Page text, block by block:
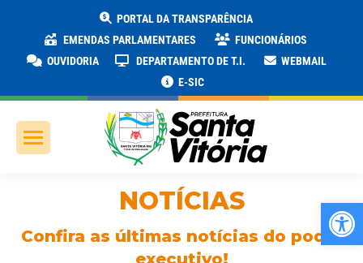
PORTAL DA TRANSPARÊNCIA
EMENDAS PARLAMENTARES
FUNCIONÁRIOS
OUVIDORIA
DEPARTAMENTO DE T.I.
WEBMAIL
E-SIC
NOTÍCIAS
Confira as últimas notícias do poder
executivo!